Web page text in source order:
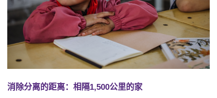
消除分离的距离：相隔1,500公里的家